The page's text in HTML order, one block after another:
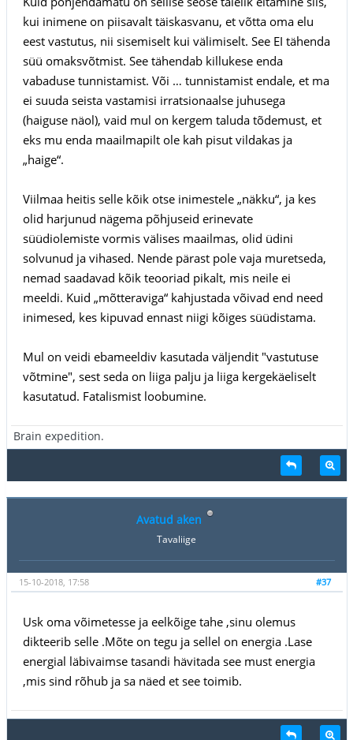
kui inimene on piisavalt täiskasvanu, et võtta oma elu
eest vastutus, nii sisemiselt kui välimiselt. See EI tähenda
süü omaksvõtmist. See tähendab killukese enda
vabaduse tunnistamist. Või … tunnistamist endale, et ma
ei suuda seista vastamisi irratsionaalse juhusega
(haiguse näol), vaid mul on kergem taluda tõdemust, et
eks mu enda maailmapilt ole kah pisut vildakas ja
„haige“.
Viilmaa heitis selle kõik otse inimestele „näkku“, ja kes
olid harjunud nägema põhjuseid erinevate
süüdiolemiste vormis välises maailmas, olid üdini
solvunud ja vihased. Nende pärast pole vaja muretseda,
nemad saadavad kõik teooriad pikalt, mis neile ei
meeldi. Kuid „mõtteraviga“ kahjustada võivad end need
inimesed, kes kipuvad ennast niigi kõiges süüdistama.
Mul on veidi ebameeldiv kasutada väljendit "vastutuse
võtmine", sest seda on liiga palju ja liiga kergekäeliselt
kasutatud. Fatalismist loobumine.
Brain expedition.
Avatud aken
Tavaliige
#37
15-10-2018, 17:58
Usk oma võimetesse ja eelkõige tahe ,sinu olemus
dikteerib selle .Mõte on tegu ja sellel on energia .Lase
energial läbivaimse tasandi hävitada see must energia
,mis sind rõhub ja sa näed et see toimib.